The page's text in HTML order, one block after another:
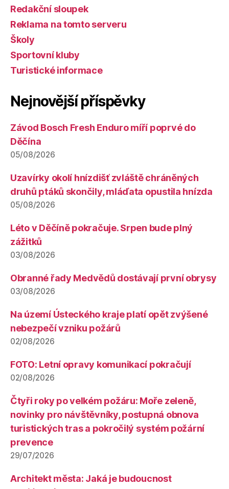
Redakční sloupek
Reklama na tomto serveru
Školy
Sportovní kluby
Turistické informace
Nejnovější příspěvky
Závod Bosch Fresh Enduro míří poprvé do
Děčína
05/08/2026
Uzavírky okolí hnízdišť zvláště chráněných
druhů ptáků skončily, mláďata opustila hnízda
05/08/2026
Léto v Děčíně pokračuje. Srpen bude plný
zážitků
03/08/2026
Obranné řady Medvědů dostávají první obrysy
03/08/2026
Na území Ústeckého kraje platí opět zvýšené
nebezpečí vzniku požárů
02/08/2026
FOTO: Letní opravy komunikací pokračují
02/08/2026
Čtyři roky po velkém požáru: Moře zeleně,
novinky pro návštěvníky, postupná obnova
turistických tras a pokročilý systém požární
prevence
29/07/2026
Architekt města: Jaká je budoucnost